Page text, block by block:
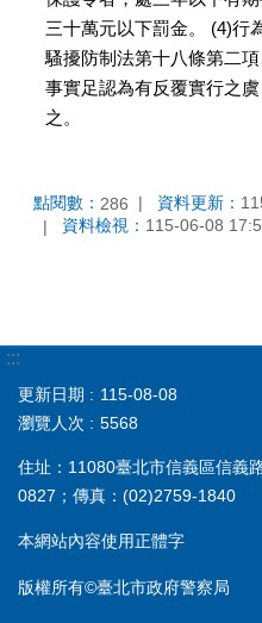
三十萬元以下罰金。 (4)行
騷擾防制法第十八條第二
事實足認為有反覆實行之
之。
點閱數： 286 資料更新：
資料檢視： 115-06-08
:::
更新日期
115-08-08
瀏覽人次
5568
住址：11080臺北市信義區信義
0827；傳真：(02)2759-1840
本網站內容使用正體字
版權所有©臺北市政府警察局